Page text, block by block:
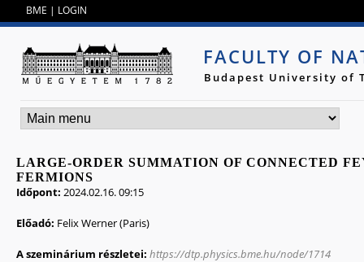
BME | LOGIN
FACULTY OF
Budapest University of
LARGE-ORDER SUMMATION OF CONNECTED
FERMIONS
Időpont: 2024.02.16. 09:15
Előadó: Felix Werner (Paris)
A szeminárium részletei: https://dtp.physics.bme.hu/node/1714